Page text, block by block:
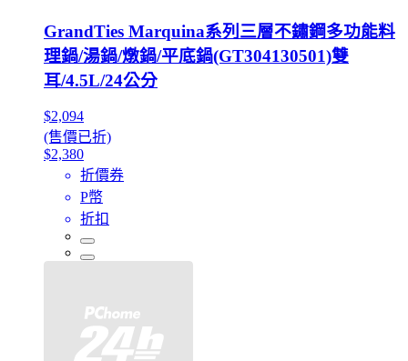
GrandTies Marquina系列三層不鏽鋼多功能料
理鍋/湯鍋/燉鍋/平底鍋(GT304130501)雙
耳/4.5L/24公分
$2,094
(售價已折)
$2,380
折價券
P幣
折扣